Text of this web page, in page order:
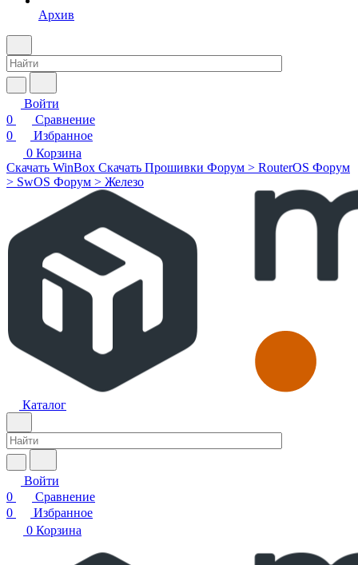
Архив
Войти
0
Сравнение
0
Избранное
0 Корзина
Скачать WinBox Скачать Прошивки Форум > RouterOS Форум
> SwOS Форум > Железо
Каталог
Войти
0
Сравнение
0
Избранное
0 Корзина